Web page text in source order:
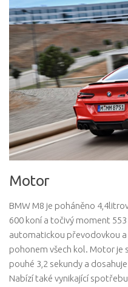
Motor
BMW M8 je poháněno
600 koní a točivý moment
automatickou převodovkou
pohonem všech kol. Motor je
pouhé 3,2 sekundy a
Nabízí také vynikající